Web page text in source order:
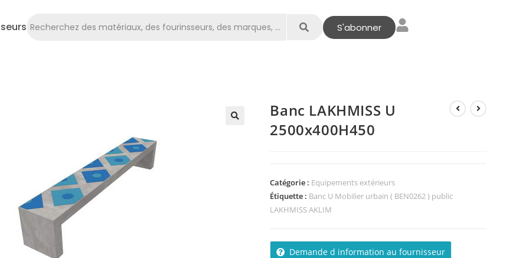
S'abonner
Banc LAKHMISS U
2500x400H450
Catégorie : Equipements extérieurs
Étiquette : Banc U Mobilier urbain ( BEN0262 ) public
LAKHMISS AKLIM
Demande d information au fournisseur